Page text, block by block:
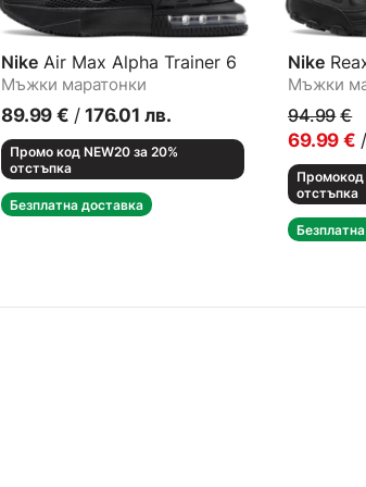
Nike Air Max Alpha Trainer 6
Мъжки маратонки
89.99 € / 176.01 лв.
Промо код NEW20 за 20%
отстъпка
Безплатна доставка
Nike
Мъжки
94.99 €
69.99 € /
Промокод
отстъпка